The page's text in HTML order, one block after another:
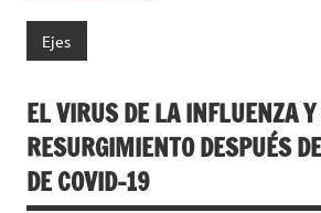
Ejes
EL VIRUS DE LA INFLUENZA
RESURGIMIENTO DESPUÉS
DE COVID-19